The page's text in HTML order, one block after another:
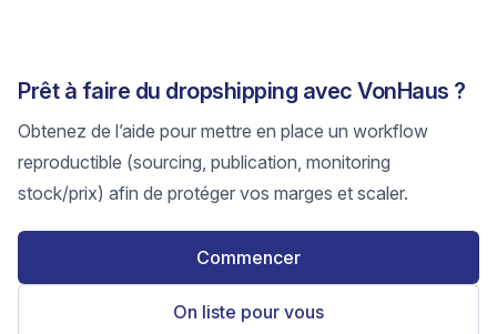
Prêt à faire du dropshipping avec VonHaus ?
Obtenez de l’aide pour mettre en place un workflow
reproductible (sourcing, publication, monitoring
stock/prix) afin de protéger vos marges et scaler.
Commencer
On liste pour vous